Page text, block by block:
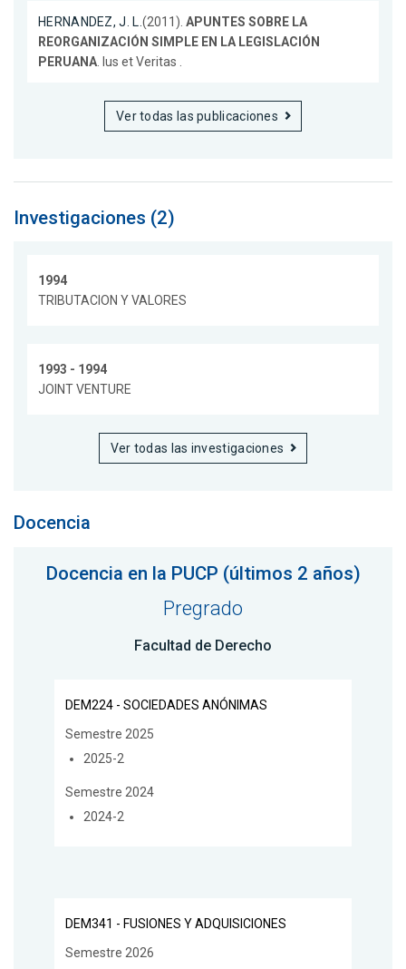
HERNANDEZ, J. L. (2011). APUNTES SOBRE LA
REORGANIZACIÓN SIMPLE EN LA LEGISLACIÓN
PERUANA . Ius et Veritas .
Ver todas las publicaciones
Investigaciones (2)
1994
TRIBUTACION Y VALORES
1993 - 1994
JOINT VENTURE
Ver todas las investigaciones
Docencia
Docencia en la PUCP (últimos 2 años)
Pregrado
Facultad de Derecho
DEM224 - SOCIEDADES ANÓNIMAS
Semestre 2025
2025-2
Semestre 2024
2024-2
DEM341 - FUSIONES Y ADQUISICIONES
Semestre 2026